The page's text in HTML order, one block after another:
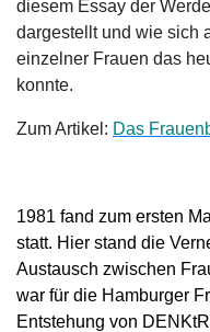
diesem Essay der
dargestellt und wie sich
einzelner Frauen das
konnte.
Zum Artikel: Das
1981 fand zum ersten
statt. Hier stand die
Austausch zwischen
war für die Hamburger
Entstehung von